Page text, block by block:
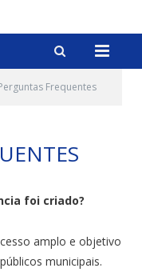
Frequentes
foi criado?
amplo e objetivo
municipais.